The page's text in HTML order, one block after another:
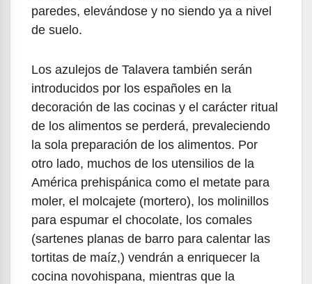
paredes, elevándose y no siendo ya a nivel
de suelo.
Los azulejos de Talavera también serán
introducidos por los españoles en la
decoración de las cocinas y el carácter ritual
de los alimentos se perderá, prevaleciendo
la sola preparación de los alimentos. Por
otro lado, muchos de los utensilios de la
América prehispánica como el metate para
moler, el molcajete (mortero), los molinillos
para espumar el chocolate, los comales
(sartenes planas de barro para calentar las
tortitas de maíz,) vendrán a enriquecer la
cocina novohispana, mientras que la